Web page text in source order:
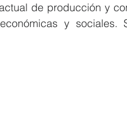
de producción y
y